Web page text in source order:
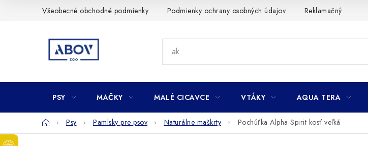
Všeobecné obchodné podmienky Podmienky ochrany osobných údajov Reklamačný poriadok
PSY MAČKY MALÉ CICAVCE VTÁKY AQUA TERA
DomovPsy Pamlsky pre psov Naturálne maškrty Pochúťka Alpha Spirit kosť veľká